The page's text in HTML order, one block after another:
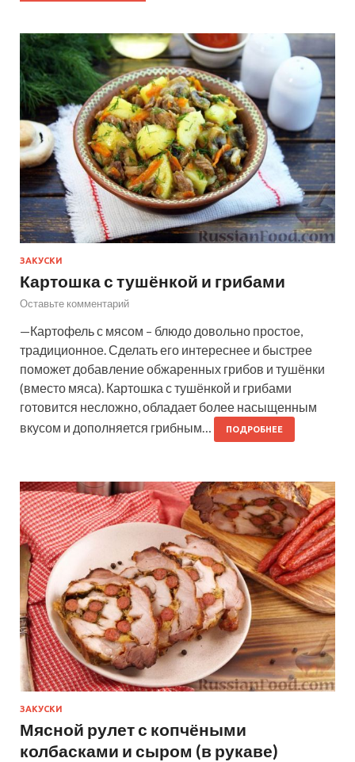
ЗАКУСКИ
Картошка с тушёнкой и грибами
Оставьте комментарий
—Картофель с мясом – блюдо довольно простое,
традиционное. Сделать его интереснее и быстрее
поможет добавление обжаренных грибов и тушёнки
(вместо мяса). Картошка с тушёнкой и грибами
готовится несложно, обладает более насыщенным
вкусом и дополняется грибным…
ПОДРОБНЕЕ
ЗАКУСКИ
Мясной рулет с копчёными
колбасками и сыром (в рукаве)